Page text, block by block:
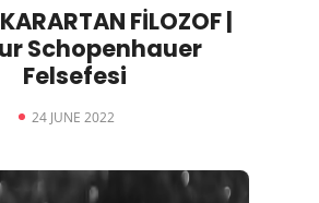
FİLOZOF |
Schopenhauer
Felsefesi
24 JUNE 2022